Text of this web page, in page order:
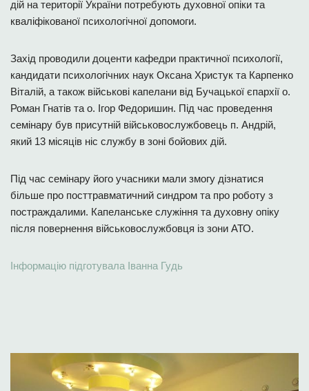
дій на території України потребують духовної опіки та
кваліфікованої психологічної допомоги.
Захід проводили доценти кафедри практичної психології,
кандидати психологічних наук Оксана Христук та Карпенко
Віталій, а також військові капелани від Бучацької єпархії о.
Роман Гнатів та о. Ігор Федоришин. Під час проведення
семінару був присутній військовослужбовець п. Андрій,
який 13 місяців ніс службу в зоні бойових дій.
Під час семінару його учасники мали змогу дізнатися
більше про посттравматичний синдром та про роботу з
постраждалими. Капеланське служіння та духовну опіку
після повернення військовослужбовця із зони АТО.
Інформацію підготувала Іванна Гудь